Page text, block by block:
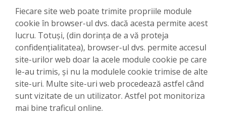
Fiecare site web poate trimite propriile module
cookie în browser-ul dvs. dacă acesta permite acest
lucru. Totuși, (din dorința de a vă proteja
confidențialitatea), browser-ul dvs. permite accesul
site-urilor web doar la acele module cookie pe care
le-au trimis, și nu la modulele cookie trimise de alte
site-uri. Multe site-uri web procedează astfel când
sunt vizitate de un utilizator. Astfel pot monitoriza
mai bine traficul online.